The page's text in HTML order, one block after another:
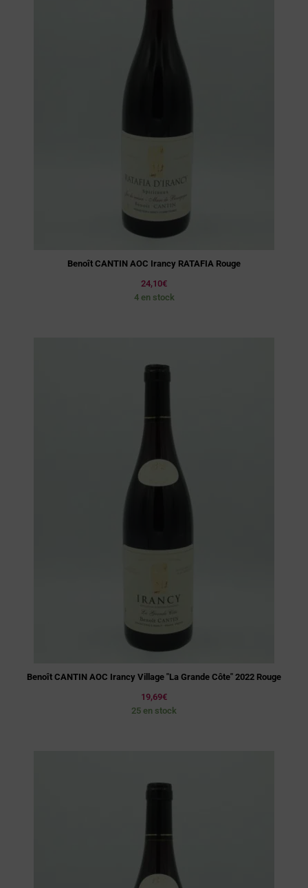
Benoît CANTIN AOC Irancy RATAFIA Rouge
24,10€
4 en stock
Benoît CANTIN AOC Irancy Village "La Grande Côte" 2022 Rouge
19,69€
25 en stock